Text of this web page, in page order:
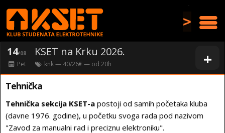
>
+
14/08 KSET na Krku 2026.
Pet knk— 40/26€ — od 20h
Tehnička
Tehnička sekcija KSET-a postoji od samih početaka kluba
(davne 1976. godine), u početku svoga rada pod nazivom
"Zavod za manualni rad i preciznu elektroniku".